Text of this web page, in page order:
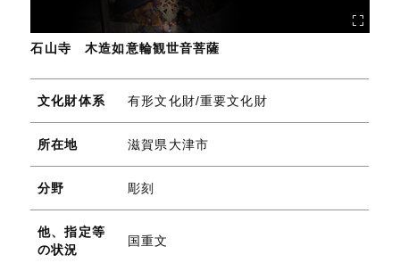
石山寺 木造如意輪観世音菩薩
文化財体系 有形文化財/重要文化財
所在地 滋賀県大津市
分野 彫刻
他、指定等
の状況
国重文